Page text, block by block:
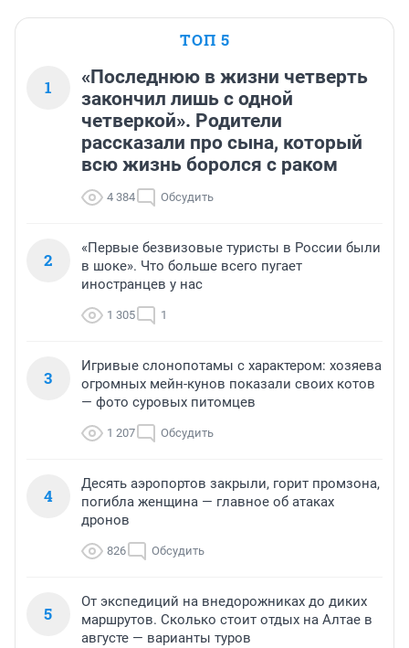
ТОП 5
1
«Последнюю в жизни четверть
закончил лишь с одной
четверкой». Родители
рассказали про сына, который
всю жизнь боролся с раком
4 384 Обсудить
2
«Первые безвизовые туристы в России были
в шоке». Что больше всего пугает
иностранцев у нас
1 305 1
3
Игривые слонопотамы с характером: хозяева
огромных мейн-кунов показали своих котов
— фото суровых питомцев
1 207 Обсудить
4
Десять аэропортов закрыли, горит промзона,
погибла женщина — главное об атаках
дронов
826 Обсудить
5
От экспедиций на внедорожниках до диких
маршрутов. Сколько стоит отдых на Алтае в
августе — варианты туров